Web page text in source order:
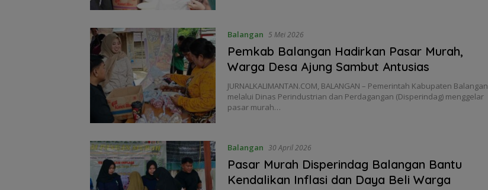
Balangan 5 Mei 2026
Pemkab Balangan Hadirkan Pasar Murah,
Warga Desa Ajung Sambut Antusias
JURNALKALIMANTAN.COM, BALANGAN – Pemerintah Kabupaten Balangan
melalui Dinas Perindustrian dan Perdagangan (Disperindag) menggelar
pasar murah…
Balangan 30 April 2026
Pasar Murah Disperindag Balangan Bantu
Kendalikan Inflasi dan Daya Beli Warga